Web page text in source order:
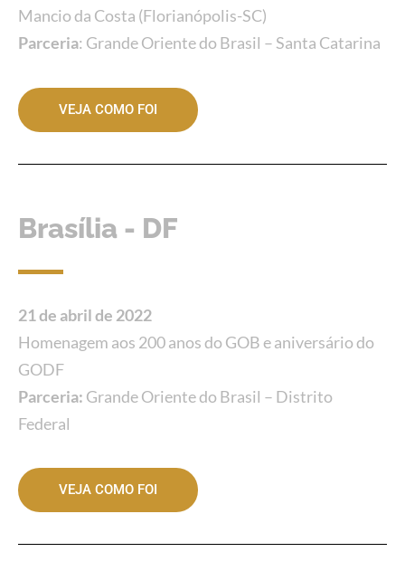
Mancio da Costa (Florianópolis-SC)
Parceria: Grande Oriente do Brasil – Santa Catarina
VEJA COMO FOI
Brasília - DF
21 de abril de 2022
Homenagem aos 200 anos do GOB e aniversário do
GODF
Parceria: Grande Oriente do Brasil – Distrito
Federal
VEJA COMO FOI